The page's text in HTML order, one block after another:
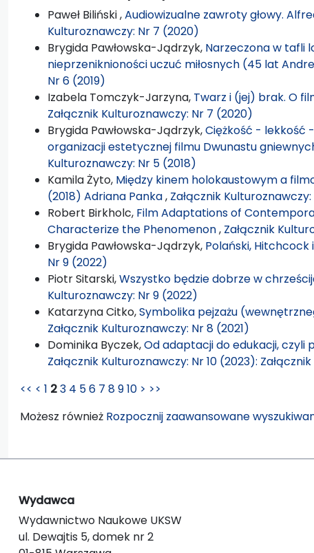
Paweł Biliński ,Audiowizualne zawroty głowy.
Kulturoznawczy: Nr 7 (2020)
Brygida Pawłowska-Jądrzyk, Narzeczona w tafli
nieprzeniknioności uczuć miłosnych (45 lat
Nr 6 (2019)
Izabela Tomczyk-Jarzyna, Twarz i (jej) brak. O
Załącznik Kulturoznawczy: Nr 7 (2020)
Brygida Pawłowska-Jądrzyk,Ciężkość - lekkość
organizacji estetycznej filmu Dwunastu
Kulturoznawczy: Nr 5 (2018)
Kamila Żyto, Między kinem holokaustowym a
(2018) Adriana Panka, Załącznik Kulturoznawczy:
Robert Birkholc, Film Adaptations of
Characterize the Phenomenon, Załącznik
Brygida Pawłowska-Jądrzyk, Polański, Hitchcock
Nr 9 (2022)
Piotr Sitarski,Wszystko będzie dobrze w
Kulturoznawczy: Nr 9 (2022)
Katarzyna Citko,Symbolika pejzażu
Załącznik Kulturoznawczy: Nr 8 (2021)
Dominika Byczek,Od adaptacji do edukacji,
Załącznik Kulturoznawczy: Nr 10 (2023):
<< < 1 23 4 56 7 8910 > >>
Możesz również Rozpocznij zaawansowane
Wydawca
Wydawnictwo Naukowe UKSW
ul. Dewajtis 5, domek nr 2